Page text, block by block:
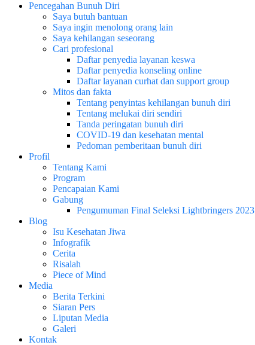
Pencegahan Bunuh Diri
Saya butuh bantuan
Saya ingin menolong orang lain
Saya kehilangan seseorang
Cari profesional
Daftar penyedia layanan keswa
Daftar penyedia konseling online
Daftar layanan curhat dan support group
Mitos dan fakta
Tentang penyintas kehilangan bunuh diri
Tentang melukai diri sendiri
Tanda peringatan bunuh diri
COVID-19 dan kesehatan mental
Pedoman pemberitaan bunuh diri
Profil
Tentang Kami
Program
Pencapaian Kami
Gabung
Pengumuman Final Seleksi Lightbringers 2023
Blog
Isu Kesehatan Jiwa
Infografik
Cerita
Risalah
Piece of Mind
Media
Berita Terkini
Siaran Pers
Liputan Media
Galeri
Kontak